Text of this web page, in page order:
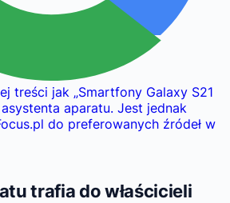
treści jak „Smartfony Galaxy S21
aparatu. Jest jednak
do preferowanych źródeł w
trafia do właścicieli